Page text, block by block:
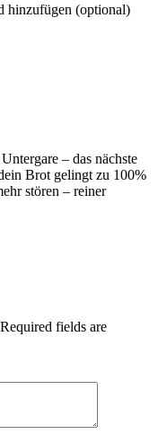
hinzufügen (optional)
– das nächste
Brot gelingt zu 100%
stören – reiner
Required fields are